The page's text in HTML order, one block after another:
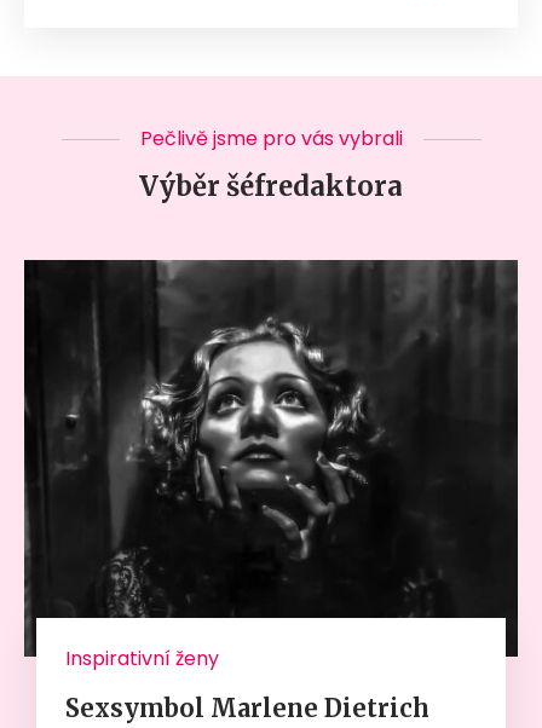
Pečlivě jsme pro vás vybrali
Výběr šéfredaktora
Inspirativní ženy
Sexsymbol Marlene Dietrich